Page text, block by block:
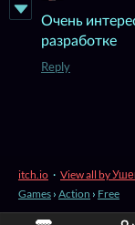
Очень
разработке
Reply
itch.io · View all by
Games › Action › Free